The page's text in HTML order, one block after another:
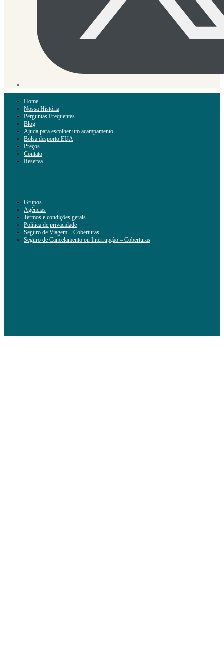
Home
Nossa História
Perguntas Frequentes
Blog
Ajuda para escolher um acampamento
Bolsa desporto EUA
Preços
Contato
Reserva
Grupos
Agências
Termos e condições gerais
Política de privacidade
Seguro de Viagem – Coberturas
Seguro de Cancelamento ou Interrupção – Coberturas